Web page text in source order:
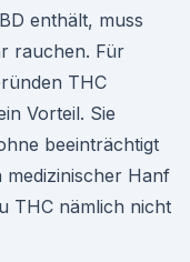
enthält, muss
rauchen. Für
THC
Vorteil. Sie
beeinträchtigt
medizinischer Hanf
THC nämlich nicht